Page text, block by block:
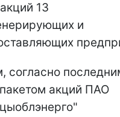
13
и
согласно
акций ПАО